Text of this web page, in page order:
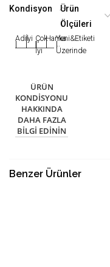
Kondisyon
Adilİyi
|
Çok
İyi
Harika
|
Yeni&Etiketi
Üzerinde
ÜRÜN
KONDISYONU
HAKKINDA
DAHA FAZLA
BILGI EDININ
Ürün
Ölçüleri
Benzer Ürünler